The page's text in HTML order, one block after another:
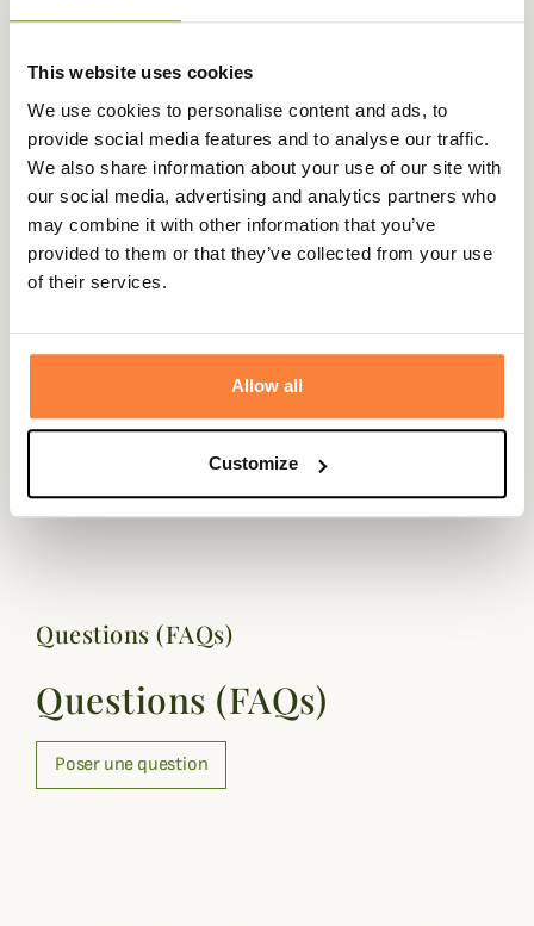
This website uses cookies
We use cookies to personalise content and ads, to
provide social media features and to analyse our traffic.
We also share information about your use of our site with
our social media, advertising and analytics partners who
may combine it with other information that you’ve
provided to them or that they’ve collected from your use
of their services.
Allow all
Customize
la journée
retour sous
90 jours
euros
Description
d'une capacité de 5 balles.
Il possède un rabat avec 2 hauteurs pour les différents
ceinture.
Le cuir utilisé par le célèbre maroquinier Alexandre
Mareuil est de première qualité.
Questions (FAQs)
Questions (FAQs)
Poser une question